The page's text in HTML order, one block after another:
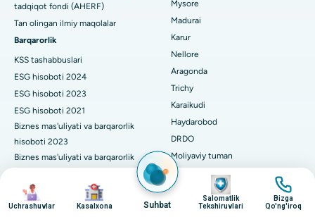
surat
Uchrashuvlar
surat
Kasalxona Suhbat
surat
Salomatlik
Tekshiruvlari
surat
Bizga
Qo'ng'iroq
Psixologni toping
Umumiy jarrohni toping
Aragonda, Andhra Pradeshdagi eng yaxshi shifoxona
Bannerghatta yo'lidagi eng yaxshi kasalxona, Bangalor
Bhubaneswardagi 15-bo'limdagi eng yaxshi kasalxona
Bilaspurdagi Seepat yo'lidagi eng yaxshi kasalxona
Ahmedabaddagi Ellisbridge shahridagi eng yaxshi shifoxona
Nyu-Dehlidagi eng yaxshi shifoxona
DRDO, Haydaroboddagi eng yaxshi shifoxona
GS Road, Guwahati shahridagi eng yaxshi kasalxona
Bachadon arteriyasi embolizatsiyasi
Tuxumdon sistektomiyasi
Ko'krak bezi saratoni operatsiyasi
Brakiterapiya
kolonoskopiya
Polipektomiya
Mulohaza miya stimulyatsiyasi
Peritoneal dializ
tadqiqot fondi (AHERF)
Tan olingan ilmiy maqolalar
Barqarorlik
KSS tashabbuslari
ESG hisoboti 2024
ESG hisoboti 2023
ESG hisoboti 2021
Biznes mas'uliyati va barqarorlik
hisoboti 2023
Biznes mas'uliyati va barqarorlik
Korporativ boshqaruv
Kengash qo'mitalari
Mysore
Madurai
Karur
Nellore
Aragonda
Trichy
Karaikudi
Haydarobod
DRDO
Moliyaviy tuman
Giderguda
Yubiley tepaliklari
Karimnagar